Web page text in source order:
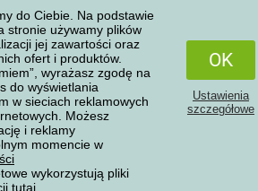
do Ciebie. Na podstawie
stronie używamy plików
jej zawartości oraz
ofert i produktów.
wyrażasz zgodę na
do wyświetlania
w sieciach reklamowych
Możesz
i reklamy
momencie w
wykorzystują pliki
tutaj
OK
Ustawienia
szczegółowe
danych osobowych